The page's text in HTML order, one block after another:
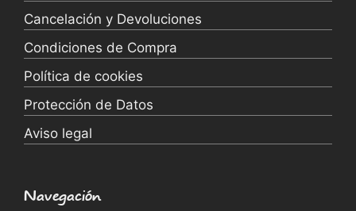
Cancelación y Devoluciones
Condiciones de Compra
Política de cookies
Protección de Datos
Aviso legal
Navegación